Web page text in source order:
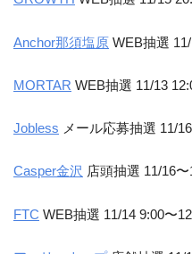
Anchor那須塩原 WEB抽選
MORTAR WEB抽選 11/13
Jobless メール応募抽選 11/
Casper金沢 店頭抽選 11/16
FTC WEB抽選 11/14 9:00〜